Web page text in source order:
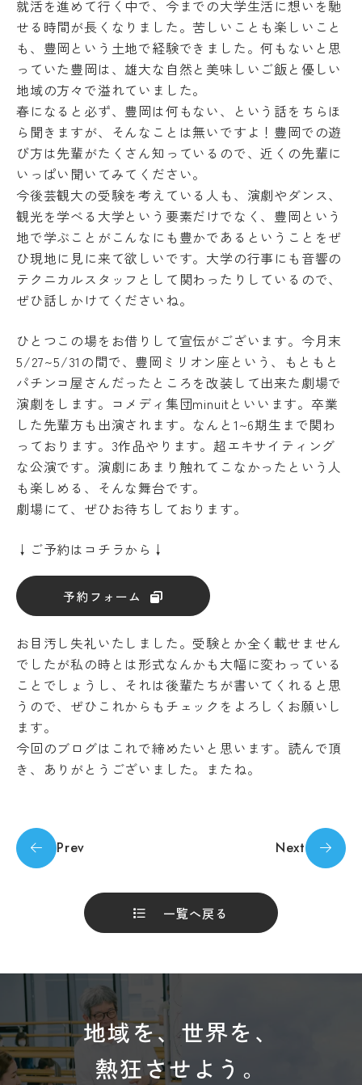
境
ア
ル
バ
ハ
ラ
ス
防
止
障
害
の
あ
る
の
就活を進めて行く中で、今までの大学生活に想いを馳
せる時間が長くなりました。苦しいことも楽しいこと
も、豊岡という土地で経験できました。何もないと思
っていた豊岡は、雄大な自然と美味しいご飯と優しい
地域の方々で溢れていました。
春になると必ず、豊岡は何もない、という話をちらほ
ら聞きますが、そんなことは無いですよ！豊岡での遊
び方は先輩がたくさん知っているので、近くの先輩に
いっぱい聞いてみてください。
今後芸観大の受験を考えている人も、演劇やダンス、
観光を学べる大学という要素だけでなく、豊岡という
地で学ぶことがこんなにも豊かであるということをぜ
ひ現地に見に来て欲しいです。大学の行事にも音響の
テクニカルスタッフとして関わったりしているので、
ぜひ話しかけてくださいね。
ひとつこの場をお借りして宣伝がございます。今月末
5/27~5/31の間で、豊岡ミリオン座という、もともと
パチンコ屋さんだったところを改装して出来た劇場で
演劇をします。コメディ集団minuitといいます。卒業
した先輩方も出演されます。なんと1~6期生まで関わ
っております。3作品やります。超エキサイティング
な公演です。演劇にあまり触れてこなかったという人
も楽しめる、そんな舞台です。
劇場にて、ぜひお待ちしております。
↓ご予約はコチラから↓
予約フォーム
お目汚し失礼いたしました。受験とか全く載せません
でしたが私の時とは形式なんかも大幅に変わっている
ことでしょうし、それは後輩たちが書いてくれると思
うので、ぜひこれからもチェックをよろしくお願いし
ます。
今回のブログはこれで締めたいと思います。読んで頂
き、ありがとうございました。またね。
Prev
一覧へ戻る
Next
地域を、世界を、
熱狂させよう。
Machine Translation
The following pages are translated by a
machine translation system. The translation
may not always be accurate. Please refer to
the Japanese page for more accurate
information. If there is any discrepancy
between the translated pages and Japanese
pages, the content of the Japanese pages shall
prevail. Please note that Professional College
of Arts and Tourism assumes no responsibility
for the accuracy of the translation.
OK